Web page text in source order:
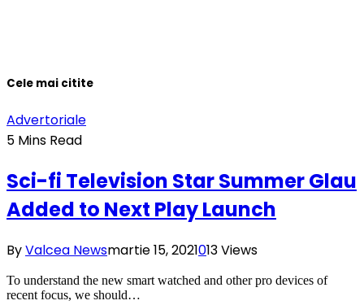
Cele mai citite
Advertoriale
5 Mins Read
Sci-fi Television Star Summer Glau
Added to Next Play Launch
ByValcea Newsmartie 15, 2021013Views
To understand the new smart watched and other pro devices of
recent focus, we should…